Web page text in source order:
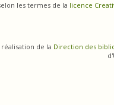
les termes de la licence
réalisation de la Direction des